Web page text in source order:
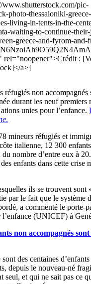
pic-
photo-thessaloniki-
living-in-tents-in-the-
waiting-to-continue-
greece-and-fyrom-and-
rel="noopener">Crédit :
a>]
réfugiés non accompagnés
durant les neuf premiers
unies pour l’enfance.
.
mineurs réfugiés et
italienne, 12 300
nombre d’entre eux à
enfants dans cette crise
ils se trouvent sont
par le fait que le système
a commenté le porte-
(UNICEF) à
non accompagnés
des centaines
depuis le nouveau-né
seul, et qui ne sait pas ce